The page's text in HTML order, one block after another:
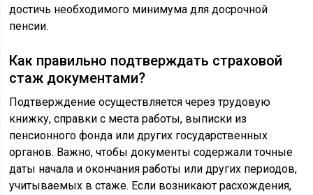
достичь необходимого минимума для досрочной
пенсии.
Как правильно подтверждать страховой
стаж документами?
Подтверждение осуществляется через трудовую
книжку, справки с места работы, выписки из
пенсионного фонда или других государственных
органов. Важно, чтобы документы содержали точные
даты начала и окончания работы или других периодов,
учитываемых в стаже. Если возникают расхождения,